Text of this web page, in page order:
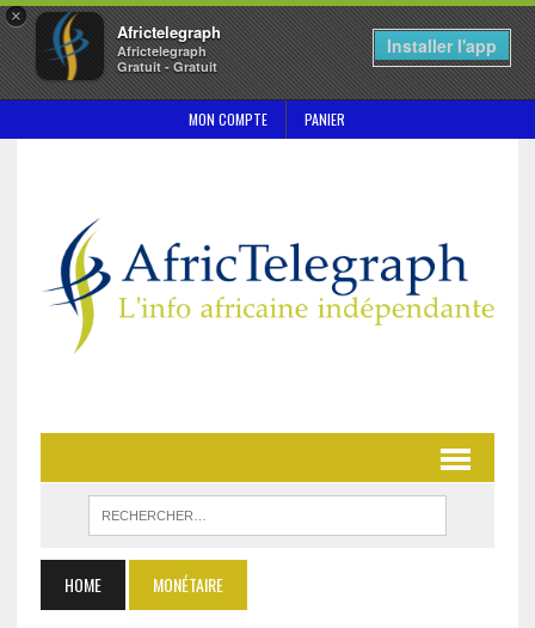
×
Africtelegraph
Africtelegraph
Gratuit - Gratuit
Installer l'app
MON COMPTE PANIER
HOME MONÉTAIRE